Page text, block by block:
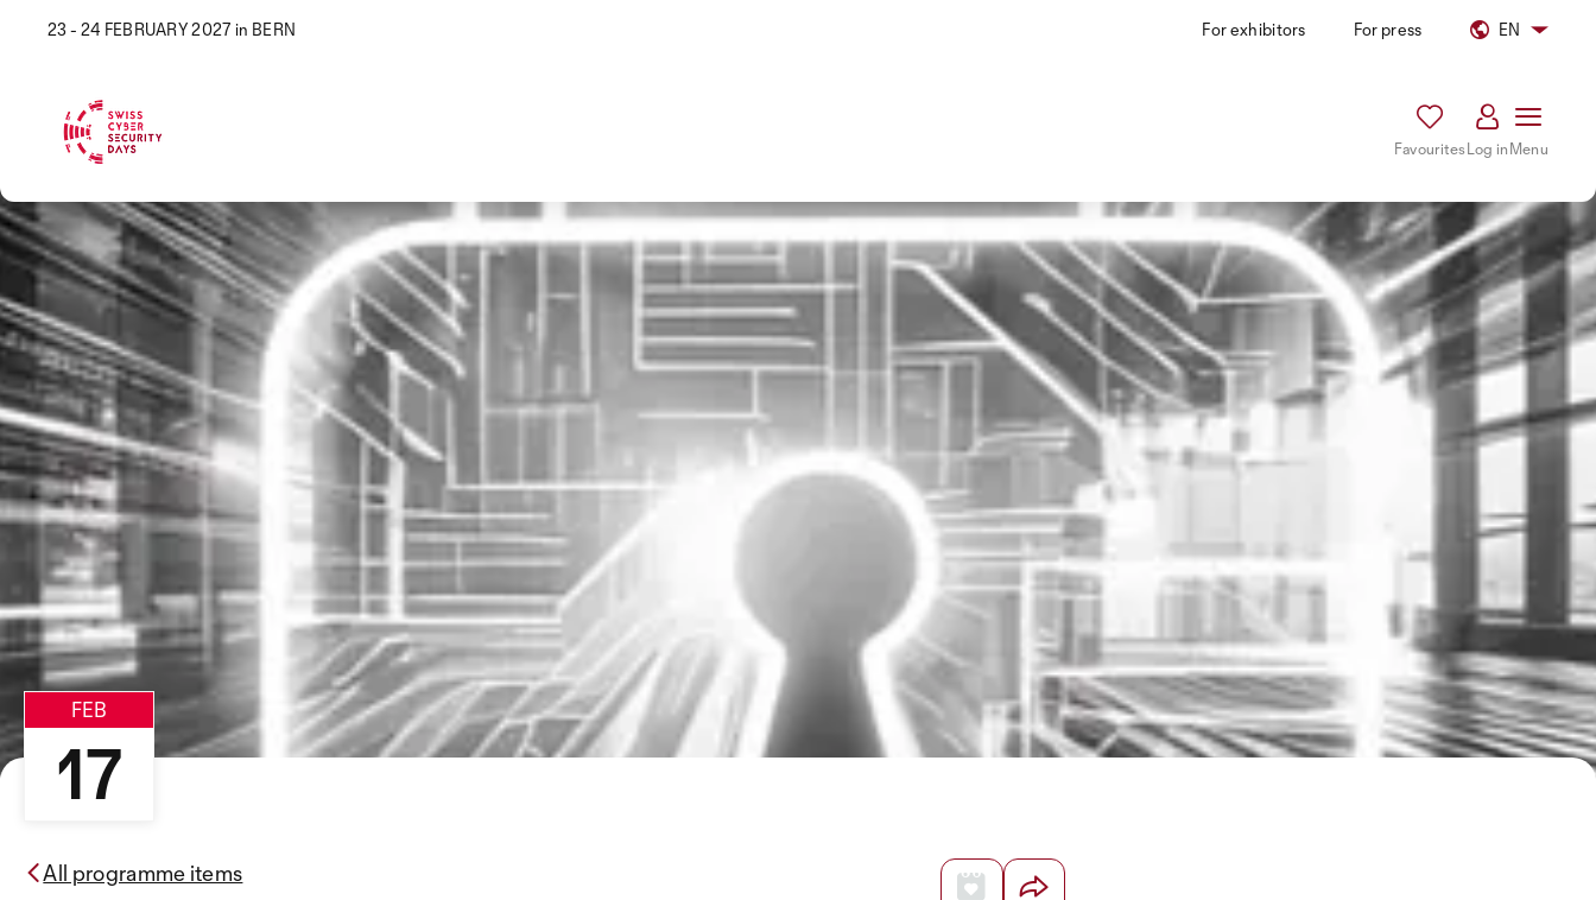
23 - 24 FEBRUARY 2027 in BERN For exhibitors For press EN
FavouritesLog inMenu
FEB
17
All programme items